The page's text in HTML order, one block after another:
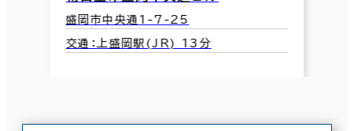
盛岡市中央通1-7-25
交通：上盛岡駅(JR) 13分